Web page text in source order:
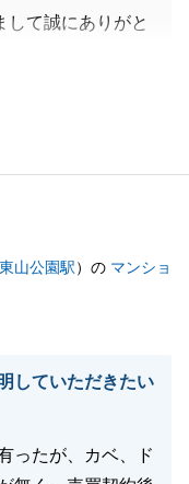
して誠にありがと
提供することはも
頂いていたからこ
頂くことが多くご
事の合間をぬって
しまで迎えること
が協力し合うこと
ております。
回のお取引で得た
東山公園駅）の マンショ
していただきたい
ったが、カベ、ド